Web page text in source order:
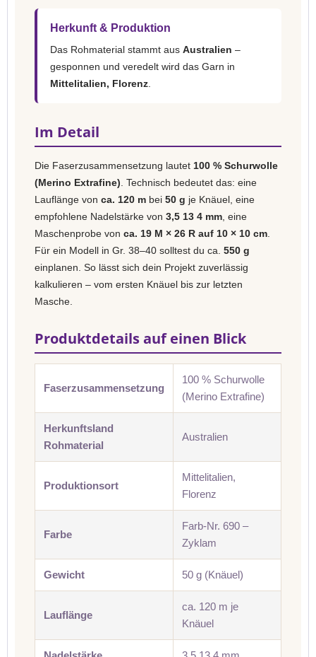
Herkunft & Produktion
Das Rohmaterial stammt aus Australien –
gesponnen und veredelt wird das Garn in
Mittelitalien, Florenz
Im Detail
Die Faserzusammensetzung lautet 100 % Schurwolle
(Merino Extrafine) . Technisch bedeutet das: eine
Lauflänge von ca. 120 m bei 50 g je Knäuel, eine
empfohlene Nadelstärke von 3,5 13 4 mm , eine
Maschenprobe von ca. 19 M × 26 R auf 10 × 10 cm
Für ein Modell in Gr. 38–40 solltest du ca. 550 g
einplanen. So lässt sich dein Projekt zuverlässig
kalkulieren – vom ersten Knäuel bis zur letzten
Masche.
Produktdetails auf einen Blick
Faserzusammensetzung
100 % Schurwolle
(Merino Extrafine)
Herkunftsland
Rohmaterial
Australien
Produktionsort
Mittelitalien,
Florenz
Farbe
Farb-Nr. 690 –
Zyklam
Gewicht 50 g (Knäuel)
Lauflänge
ca. 120 m je
Knäuel